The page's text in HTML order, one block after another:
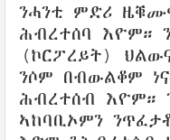
ንሓንቲ ምድሪ
ሕብረተሰባ እዮም።
(ኮርፖረይት)
ንሶም በብውልቆም
ሕብረተሰብ እዮም።
ኣከባቢኦምን